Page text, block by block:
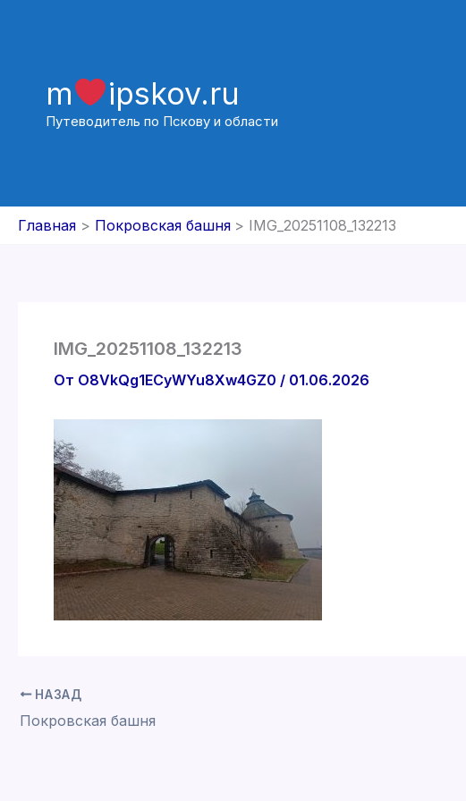
m ipskov.ru
Путеводитель по Пскову и области
Главная Покровская башня IMG_20251108_132213
IMG_20251108_132213
От O8VkQg1ECyWYu8Xw4GZ0 / 01.06.2026
НАЗАД
Покровская башня